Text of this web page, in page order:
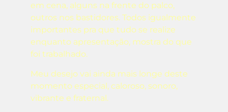
em cena, alguns na frente do palco,
outros nos bastidores. Todos igualmente
importantes pra que tudo se realize
enquanto apresentação, mostra do que
foi trabalhado.
Meu desejo vai ainda mais longe deste
momento especial, caloroso, sonoro,
vibrante e fraternal.